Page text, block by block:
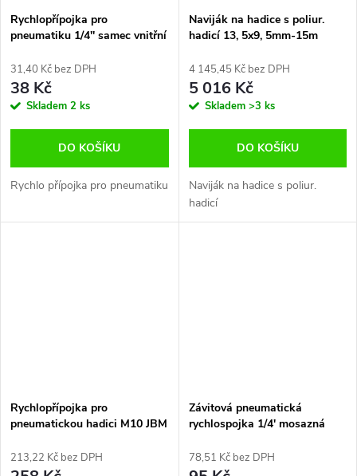
Rychlopřípojka pro
pneumatiku 1/4'' samec vnitřní
31,40 Kč bez DPH
38 Kč
Skladem 2 ks
DO KOŠÍKU
Rychlo přípojka pro pneumatiku
Naviják na hadice s poliur.
hadicí 13, 5x9, 5mm-15m
4 145,45 Kč bez DPH
5 016 Kč
Skladem >3 ks
DO KOŠÍKU
Naviják na hadice s poliur.
hadicí
Rychlopřípojka pro
pneumatickou hadici M10 JBM
213,22 Kč bez DPH
Závitová pneumatická
rychlospojka 1/4' mosazná
78,51 Kč bez DPH